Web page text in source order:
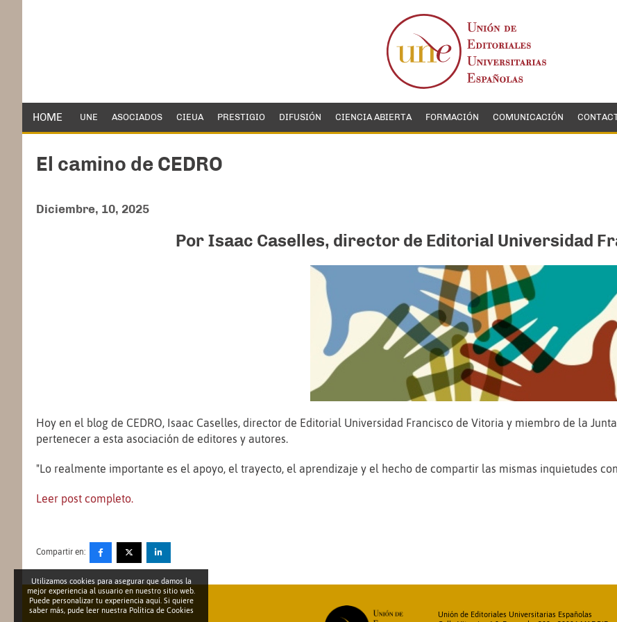
HOME UNE ASOCIADOS CIEUA PRESTIGIO DIFUSIÓN CIENCIA ABIERTA FORMACIÓN COMUNICACIÓN
El camino de CEDRO
Diciembre, 10, 2025
Por Isaac Caselles, director de Editorial Universidad
Hoy en el blog de CEDRO, Isaac Caselles, director de Editorial Universidad Francisco de Vitoria y miembro de la
pertenecer a esta asociación de editores y autores.
"Lo realmente importante es el apoyo, el trayecto, el aprendizaje y el hecho de compartir las mismas inquietudes
Leer post completo.
Compartir en:
Unión de Editoriales Universitarias Españolas
Utilizamos cookies para asegurar que damos la
mejor experiencia al usuario en nuestro sitio web.
Puede personalizar tu experiencia aquí. Si quiere
saber más, pude leer nuestra Política de Cookies